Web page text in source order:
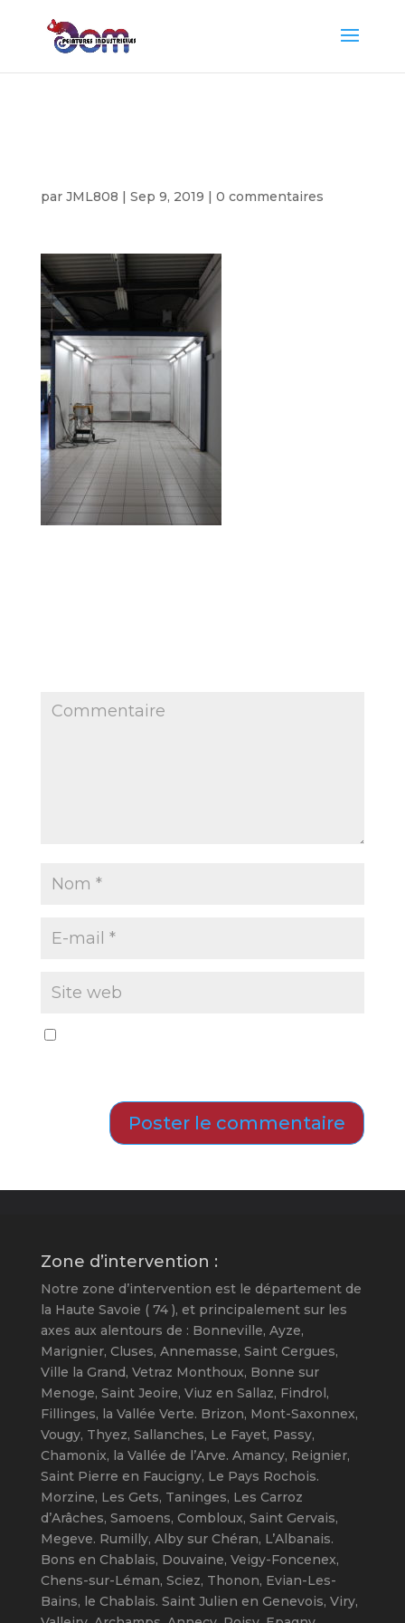
par JML808 | Sep 9, 2019 | 0 commentaires
Zone d’intervention :
Notre zone d’intervention est le département de
la Haute Savoie ( 74 ), et principalement sur les
axes aux alentours de : Bonneville, Ayze,
Marignier, Cluses, Annemasse, Saint Cergues,
Ville la Grand, Vetraz Monthoux, Bonne sur
Menoge, Saint Jeoire, Viuz en Sallaz, Findrol,
Fillinges, la Vallée Verte. Brizon, Mont-Saxonnex,
Vougy, Thyez, Sallanches, Le Fayet, Passy,
Chamonix, la Vallée de l’Arve. Amancy, Reignier,
Saint Pierre en Faucigny, Le Pays Rochois.
Morzine, Les Gets, Taninges, Les Carroz
d’Arâches, Samoens, Combloux, Saint Gervais,
Megeve. Rumilly, Alby sur Chéran, L’Albanais.
Bons en Chablais, Douvaine, Veigy-Foncenex,
Chens-sur-Léman, Sciez, Thonon, Evian-Les-
Bains, le Chablais. Saint Julien en Genevois, Viry,